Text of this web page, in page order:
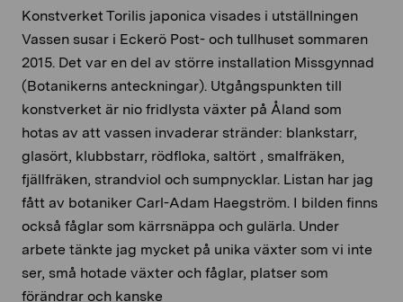
Konstverket Torilis japonica visades i utställningen
Vassen susar i Eckerö Post- och tullhuset sommaren
2015. Det var en del av större installation Missgynnad
(Botanikerns anteckningar). Utgångspunkten till
konstverket är nio fridlysta växter på Åland som
hotas av att vassen invaderar stränder: blankstarr,
glasört, klubbstarr, rödfloka, saltört , smalfräken,
fjällfräken, strandviol och sumpnycklar. Listan har jag
fått av botaniker Carl-Adam Haegström. I bilden finns
också fåglar som kärrsnäppa och gulärla. Under
arbete tänkte jag mycket på unika växter som vi inte
ser, små hotade växter och fåglar, platser som
förändrar och kanske